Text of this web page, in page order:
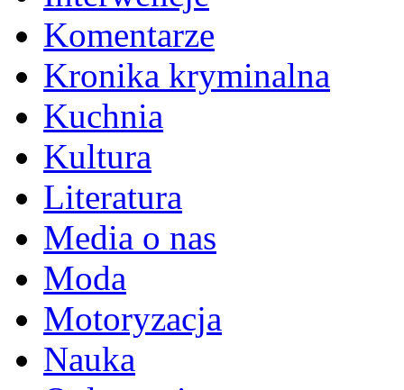
Komentarze
Kronika kryminalna
Kuchnia
Kultura
Literatura
Media o nas
Moda
Motoryzacja
Nauka